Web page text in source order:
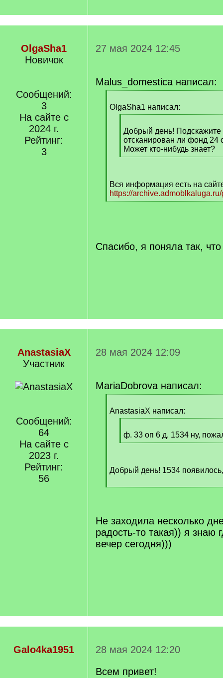
OlgaSha1
Новичок
Сообщений:
3
На сайте с
2024 г.
Рейтинг:
3
27 мая 2024 12:45
Malus_domestica написал:
q
OlgaSha1 написал:
q
]
Добрый день! Подскажите
отсканирован ли фонд 24
Может кто-нибудь знает?
[
Вся информация есть на
https://
[
Спасибо, я поняла так,
AnastasiaX
Участник
Сообщений:
64
На сайте с
2023 г.
Рейтинг:
56
28 мая 2024 12:09
MariaDobrova написал:
q
AnastasiaX написал:
q
]
ф. 33 оп 6 д. 1534 ну,
[
]
Добрый день! 1534
[
Не заходила несколько
радость-то такая)) я знаю
вечер сегодня)))
Galo4ka1951
28 мая 2024 12:20
Всем привет!